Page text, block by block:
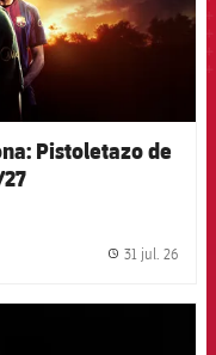
Pistoletazo de
31 jul. 26